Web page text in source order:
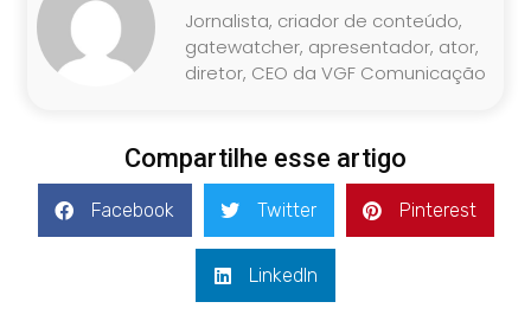
Jornalista, criador de conteúdo,
gatewatcher, apresentador, ator,
diretor, CEO da VGF Comunicação
Compartilhe esse artigo
Facebook Twitter Pinterest
LinkedIn